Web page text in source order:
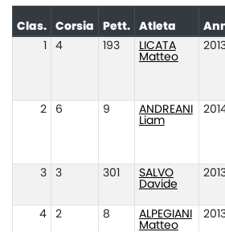
Clas. Corsia Pett. Atleta
4 193
LICATA
Matteo
2
6 9
ANDREANI
Liam
3
3 301
SALVO
Davide
4
2 8
ALPEGIANI
Matteo